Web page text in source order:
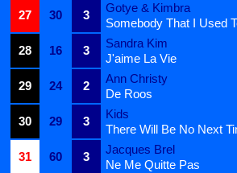
27
30 3
Gotye & Kimbra
Somebody That I Used
28
16 3
Sandra Kim
J'aime La Vie
29
24 2
Ann Christy
De Roos
30
29 3
Kids
There Will Be No Next
31
60 3
Jacques Brel
Ne Me Quitte Pas